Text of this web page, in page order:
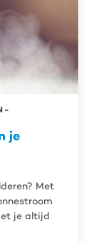
je
Met
je altijd